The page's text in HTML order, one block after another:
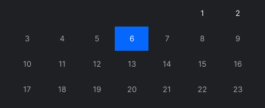
1 2
3 4 5 6 7 8 9
10 11 12 13 14 15 16
17 18 19 20 21 22 23